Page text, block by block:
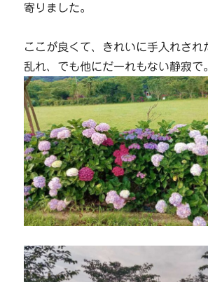
寄りました。
ここが良くて、きれいに手入れされ
乱れ、でも他にだーれもない静寂で